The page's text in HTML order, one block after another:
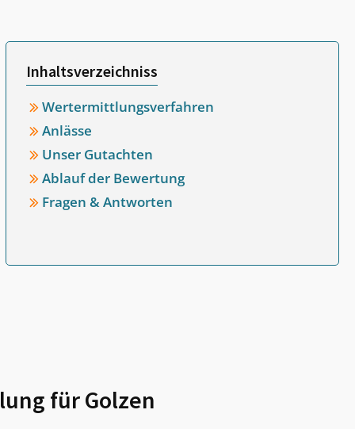
Inhaltsverzeichniss
Wertermittlungsverfahren
Anlässe
Unser Gutachten
Ablauf der Bewertung
Fragen & Antworten
fürGolzen